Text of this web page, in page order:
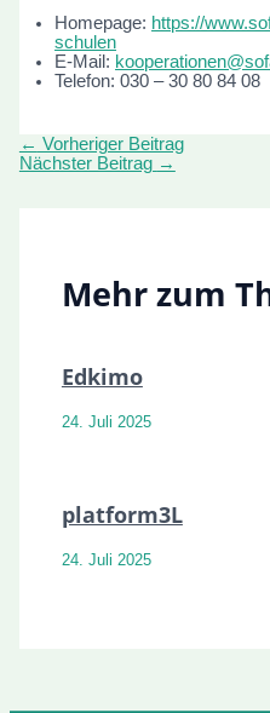
Homepage: https://
schulen
E-Mail:
Telefon: 030 – 30 80 84 08
← Vorheriger Beitrag
Nächster Beitrag →
Mehr zum
Edkimo
24. Juli 2025
platform3L
24. Juli 2025